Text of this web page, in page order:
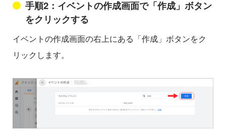
手順2：イベントの作成画面で「作成」ボタン
をクリックする
イベントの作成画面の右上にある「作成」ボタンをク
リックします。